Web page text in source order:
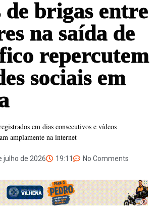
de brigas entre
na saída de
repercutem
sociais em
em dias consecutivos e vídeos
amplamente na internet
julho de 2026 19:11 No Comments